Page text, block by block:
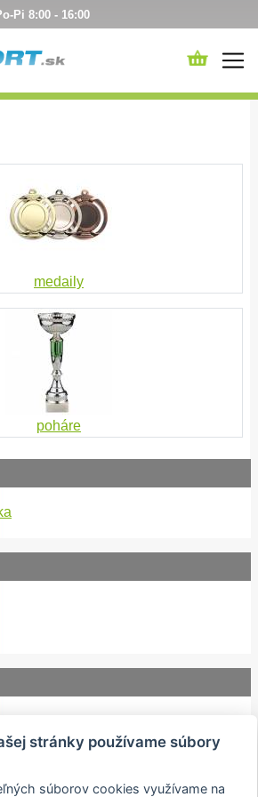
Pi 8:00 - 16:00
medaily
poháre
stránky používame súbory
súborov cookies využívame na